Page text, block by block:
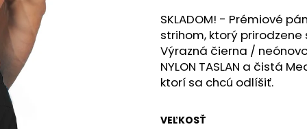
hviezdičiek.
SKLADOM! - Prémiové
strihom, ktorý
Výrazná čierna /
NYLON TASLAN a čistá
ktorí sa chcú odlíšiť.
VEĽKOSŤ